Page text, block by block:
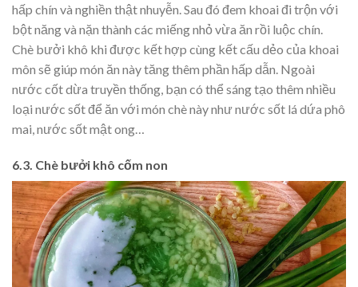
hấp chín và nghiền thật nhuyễn. Sau đó đem khoai đi trộn với
bột năng và nặn thành các miếng nhỏ vừa ăn rồi luộc chín.
Chè bưởi khô khi được kết hợp cùng kết cấu dẻo của khoai
môn sẽ giúp món ăn này tăng thêm phần hấp dẫn. Ngoài
nước cốt dừa truyền thống, bạn có thể sáng tạo thêm nhiều
loại nước sốt để ăn với món chè này như nước sốt lá dứa phô
mai, nước sốt mật ong…
6.3. Chè bưởi khô cốm non